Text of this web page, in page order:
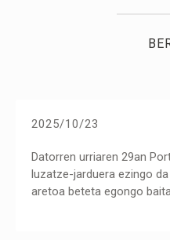
2025/10/23
Datorren urriaren 29an
luzatze-jarduera ezingo
aretoa beteta egongo